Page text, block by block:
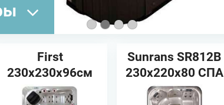
First
230х230х96см
JNJ Spas Спа
Sunrans SR812B
230х220х80 СПА
бассейн